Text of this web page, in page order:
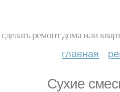
ремонт дома или
главная
Сухие